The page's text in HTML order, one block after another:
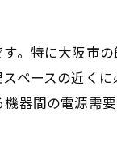
セント配置の利点
コンセント配置
例の紹介
る配置テクニック
。特に大阪市
ペースの近く
器間の電源需